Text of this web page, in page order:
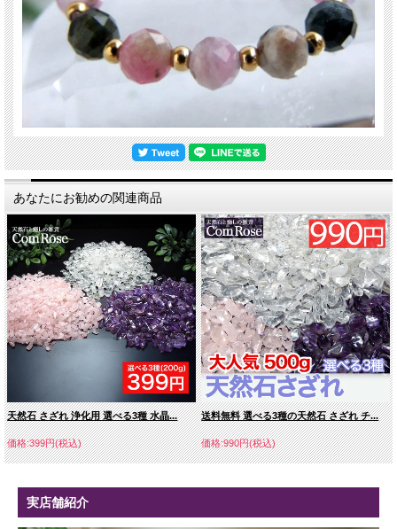
あなたにお勧めの関連商品
天然石 さざれ 浄化用 選べる3種 水晶...
価格:399円(税込)
送料無料 選べる3種の天然石 さざれ チ...
価格:990円(税込)
実店舗紹介